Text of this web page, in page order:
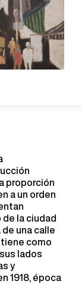
proporción
a un orden
la ciudad
una calle
tiene como
lados
y
1918, época